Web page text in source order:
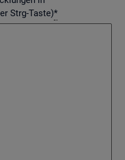
Strg-Taste)*